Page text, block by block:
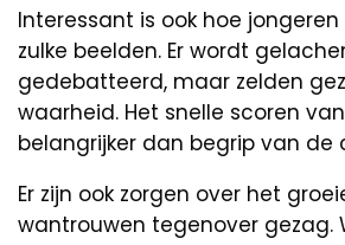
Interessant is ook hoe
zulke beelden. Er wordt
gedebatteerd, maar zelden
waarheid. Het snelle scoren
belangrijker dan begrip van de
Er zijn ook zorgen over het
wantrouwen tegenover gezag.